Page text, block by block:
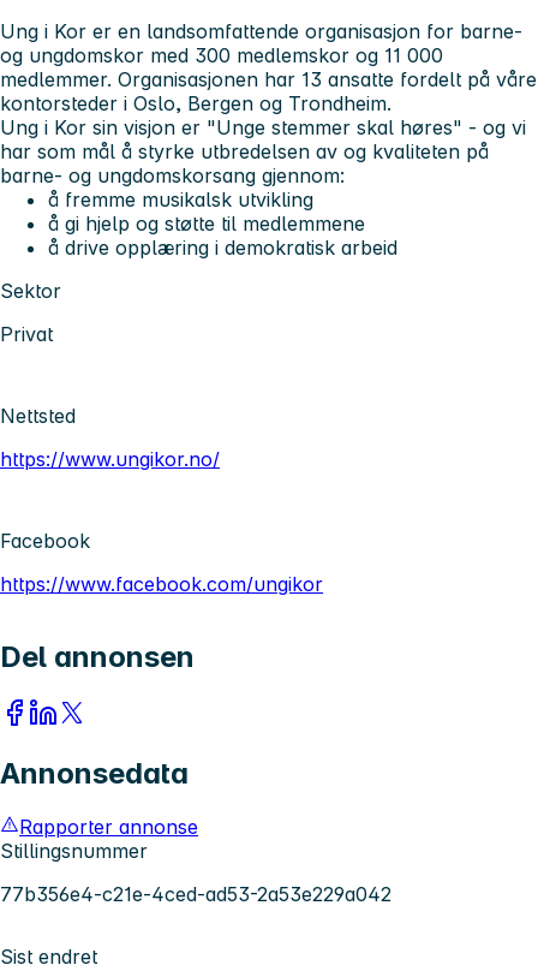
Ung i Kor er en landsomfattende organisasjon for barne-
og ungdomskor med 300 medlemskor og 11 000
medlemmer. Organisasjonen har 13 ansatte fordelt på våre
kontorsteder i Oslo, Bergen og Trondheim.
Ung i Kor sin visjon er "Unge stemmer skal høres" - og vi
har som mål å styrke utbredelsen av og kvaliteten på
barne- og ungdomskorsang gjennom:
å fremme musikalsk utvikling
å gi hjelp og støtte til medlemmene
å drive opplæring i demokratisk arbeid
Sektor
Privat
Nettsted
https://www.ungikor.no/
Facebook
https://www.facebook.com/ungikor
Del annonsen
Annonsedata
Rapporter annonse
Stillingsnummer
77b356e4-c21e-4ced-ad53-2a53e229a042
Sist endret